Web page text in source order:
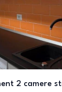
2 camere